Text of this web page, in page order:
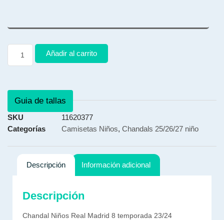
Añadir al carrito
Guia de tallas
SKU
11620377
Categorías
Camisetas Niños, Chandals 25/26/27 niño
Descripción Información adicional
Descripción
Chandal Niños Real Madrid 8 temporada 23/24